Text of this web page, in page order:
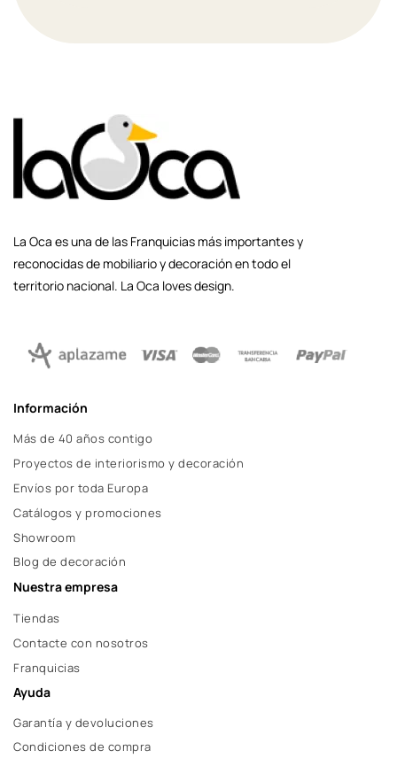
La Oca es una de las Franquicias más importantes y
reconocidas de mobiliario y decoración en todo el
territorio nacional. La Oca loves design.
Información
Más de 40 años contigo
Proyectos de interiorismo y decoración
Envíos por toda Europa
Catálogos y promociones
Showroom
Blog de decoración
Nuestra empresa
Tiendas
Contacte con nosotros
Franquicias
Ayuda
Garantía y devoluciones
Condiciones de compra